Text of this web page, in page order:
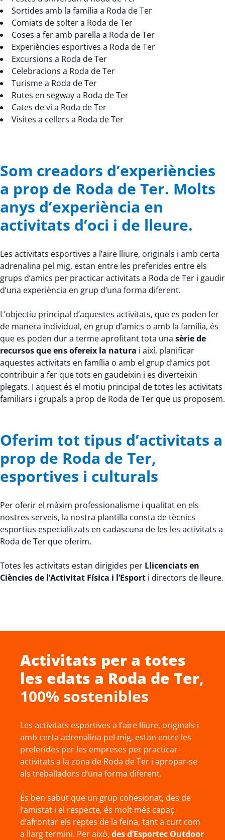
Sortides amb la família a Roda de Ter
Comiats de solter a Roda de Ter
Coses a fer amb parella a Roda de Ter
Experiències esportives a Roda de Ter
Excursions a Roda de Ter
Celebracions a Roda de Ter
Turisme a Roda de Ter
Rutes en segway a Roda de Ter
Cates de vi a Roda de Ter
Visites a cellers a Roda de Ter
Som creadors d’experiències
a prop de Roda de Ter. Molts
anys d’experiència en
activitats d’oci i de lleure.
Les activitats esportives a l’aire lliure, originals i amb certa
adrenalina pel mig, estan entre les preferides entre els
grups d’amics per practicar activitats a Roda de Ter i gaudir
d’una experiència en grup d’una forma diferent.
L’objectiu principal d’aquestes activitats, que es poden fer
de manera individual, en grup d’amics o amb la família, és
que es poden dur a terme aprofitant tota una sèrie de
recursos que ens ofereix la natura i així, planificar
aquestes activitats en família o amb el grup d’amics pot
contribuir a fer que tots en gaudeixin i es diverteixin
plegats. I aquest és el motiu principal de totes les activitats
familiars i grupals a prop de Roda de Ter que us proposem.
Oferim tot tipus d’activitats a
prop de Roda de Ter,
esportives i culturals
Per oferir el màxim professionalisme i qualitat en els
nostres serveis, la nostra plantilla consta de tècnics
esportius especialitzats en cadascuna de les les activitats a
Roda de Ter que oferim.
Totes les activitats estan dirigides per Llicenciats en
Ciències de l’Activitat Física i l’Esport i directors de lleure.
Activitats per a totes
les edats a Roda de Ter,
100% sostenibles
Les activitats esportives a l’aire lliure, originals i
amb certa adrenalina pel mig, estan entre les
preferides per les empreses per practicar
activitats a la zona de Roda de Ter i apropar-se
als treballadors d’una forma diferent.
És ben sabut que un grup cohesionat, des de
l’amistat i el respecte, és molt més capaç
d’afrontar els reptes de la feina, tant a curt com
a llarg termini. Per això, des d’Esportec Outdoor